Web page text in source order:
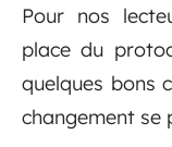
Pour nos
place du
quelques bons
changement se